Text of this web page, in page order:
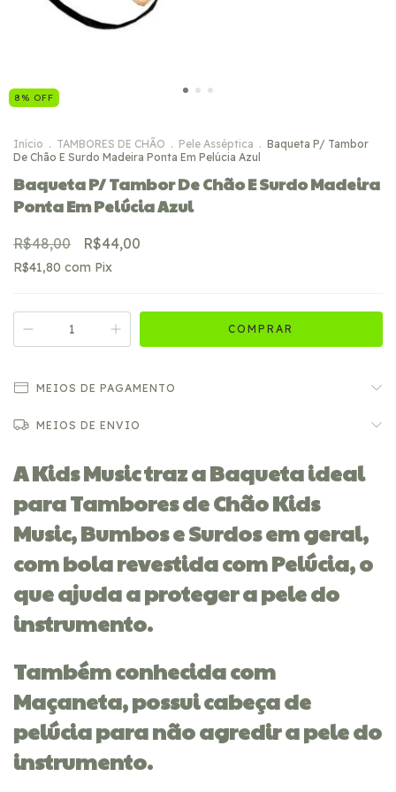
8 % OFF
Início . TAMBORES DE CHÃO . Pele Asséptica . Baqueta P/ Tambor
De Chão E Surdo Madeira Ponta Em Pelúcia Azul
Baqueta P/ Tambor De Chão E Surdo Madeira
Ponta Em Pelúcia Azul
R$48,00 R$44,00
R$41,80 com Pix
MEIOS DE PAGAMENTO
MEIOS DE ENVIO
A Kids Music traz a Baqueta ideal
para Tambores de Chão Kids
Music, Bumbos e Surdos em geral,
com bola revestida com Pelúcia, o
que ajuda a proteger a pele do
instrumento.
Também conhecida com
Maçaneta, possui cabeça de
pelúcia para não agredir a pele do
instrumento.